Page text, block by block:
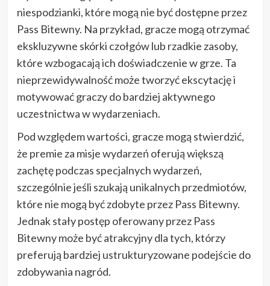
niespodzianki, które mogą nie być dostępne przez
Pass Bitewny. Na przykład, gracze mogą otrzymać
ekskluzywne skórki czołgów lub rzadkie zasoby,
które wzbogacają ich doświadczenie w grze. Ta
nieprzewidywalność może tworzyć ekscytację i
motywować graczy do bardziej aktywnego
uczestnictwa w wydarzeniach.
Pod względem wartości, gracze mogą stwierdzić,
że premie za misje wydarzeń oferują większą
zachętę podczas specjalnych wydarzeń,
szczególnie jeśli szukają unikalnych przedmiotów,
które nie mogą być zdobyte przez Pass Bitewny.
Jednak stały postęp oferowany przez Pass
Bitewny może być atrakcyjny dla tych, którzy
preferują bardziej ustrukturyzowane podejście do
zdobywania nagród.